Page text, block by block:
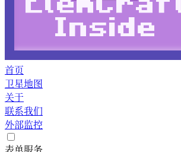
首页
卫星地图
关于
联系我们
外部监控
表单服务